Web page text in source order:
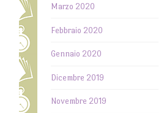
Marzo 2020
Febbraio 2020
Gennaio 2020
Dicembre 2019
Novembre 2019